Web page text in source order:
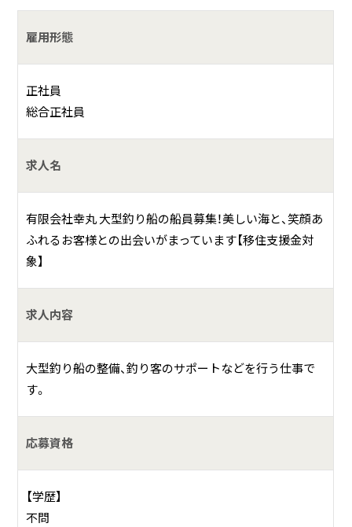
有し、これからもよりよい船宿を目指して努力していきま
す。 今年7月から三代目である向後恵一が代表取締役に就任
雇用形態
正社員
総合正社員
求人名
有限会社幸丸 大型釣り船の船員募集！美しい海と、笑顔あ
ふれるお客様との出会いがまっています【移住支援金対
象】
求人内容
大型釣り船の整備、釣り客のサポートなどを行う仕事で
す。
応募資格
【学歴】
不問